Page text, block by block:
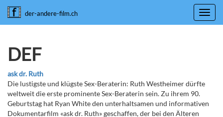
der-andere-film.ch
DEF
ask dr. Ruth
Die lustigste und klügste Sex-Beraterin: Ruth Westheimer dürfte
weltweit die erste prominente Sex-Beraterin sein. Zu ihrem 90.
Geburtstag hat Ryan White den unterhaltsamen und informativen
Dokumentarfilm «ask dr. Ruth» geschaffen, der bei den Älteren